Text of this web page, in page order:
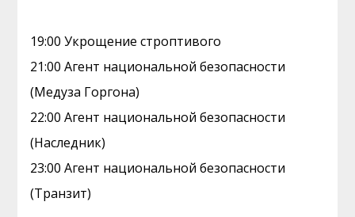
19:00 Укрощение строптивого
21:00 Агент национальной безопасности
(Медуза Горгона)
22:00 Агент национальной безопасности
(Наследник)
23:00 Агент национальной безопасности
(Транзит)